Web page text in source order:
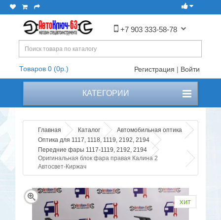
+7 903 333-58-78
Товаров 0 (0р.) Регистрация | Войти
КАТЕГОРИИ
Главная Каталог
Автомобильная оптика
Оптика для 1117, 1118, 1119, 2192, 2194
Передние фары 1117-1119, 2192, 2194
Оригинальная блок фара правая Калина 2
Автосвет-Киржач
хит